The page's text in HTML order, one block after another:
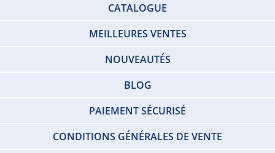
CATALOGUE
MEILLEURES VENTES
NOUVEAUTÉS
BLOG
PAIEMENT SÉCURISÉ
CONDITIONS GÉNÉRALES DE VENTE